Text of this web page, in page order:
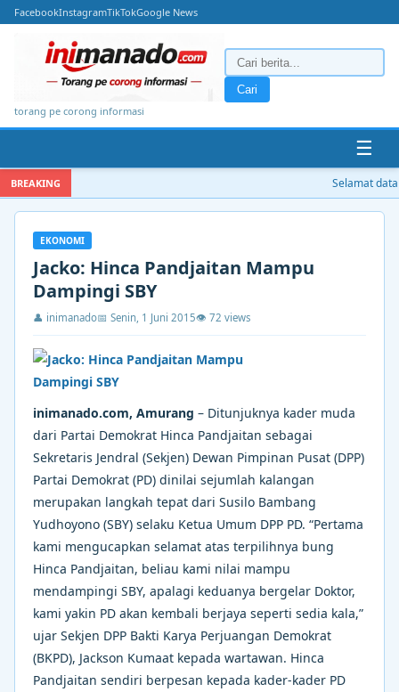
FacebookInstagramTikTokGoogle News
torang pe corong informasi
Cari
☰
BREAKING Selamat
EKONOMI
Jacko: Hinca Pandjaitan Mampu
Dampingi SBY
👤 inimanado📅 Senin, 1 Juni 2015👁 72 views
inimanado.com, Amurang – Ditunjuknya kader muda
dari Partai Demokrat Hinca Pandjaitan sebagai
Sekretaris Jendral (Sekjen) Dewan Pimpinan Pusat (DPP)
Partai Demokrat (PD) dinilai sejumlah kalangan
merupakan langkah tepat dari Susilo Bambang
Yudhoyono (SBY) selaku Ketua Umum DPP PD. “Pertama
kami mengucapkan selamat atas terpilihnya bung
Hinca Pandjaitan, beliau kami nilai mampu
mendampingi SBY, apalagi keduanya bergelar Doktor,
kami yakin PD akan kembali berjaya seperti sedia kala,”
ujar Sekjen DPP Bakti Karya Perjuangan Demokrat
(BKPD), Jackson Kumaat kepada wartawan. Hinca
Pandjaitan sendiri berpesan kepada kader-kader PD